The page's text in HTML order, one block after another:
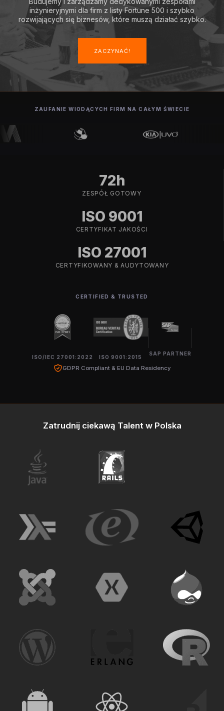
inżynieryjnymi dla firm z listy Fortune 500 i szybko
rozwijających się biznesów, które muszą działać szybko.
ZACZYNAĆ!
ZAUFANIE WIODĄCYCH FIRM NA CAŁYM ŚWIECIE
72h
ZESPÓŁ GOTOWY
ISO 9001
CERTYFIKAT JAKOŚCI
ISO 27001
CERTYFIKOWANY & AUDYTOWANY
CERTIFIED & TRUSTED
ISO/IEC 27001:2022 ISO 9001:2015
SAP PARTNER
GDPR Compliant & EU Data Residency
Zatrudnij ciekawą Talent w Polska